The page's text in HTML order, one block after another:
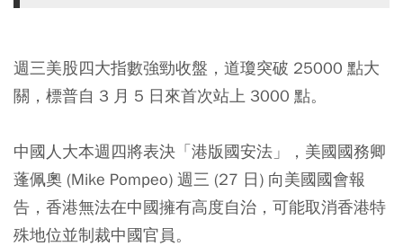
週三美股四大指數強勁收盤，道瓊突破 25000 點大
關，標普自 3 月 5 日來首次站上 3000 點。
中國人大本週四將表決「港版國安法」，美國國務卿
蓬佩奧 (Mike Pompeo) 週三 (27 日) 向美國國會報
告，香港無法在中國擁有高度自治，可能取消香港特
殊地位並制裁中國官員。